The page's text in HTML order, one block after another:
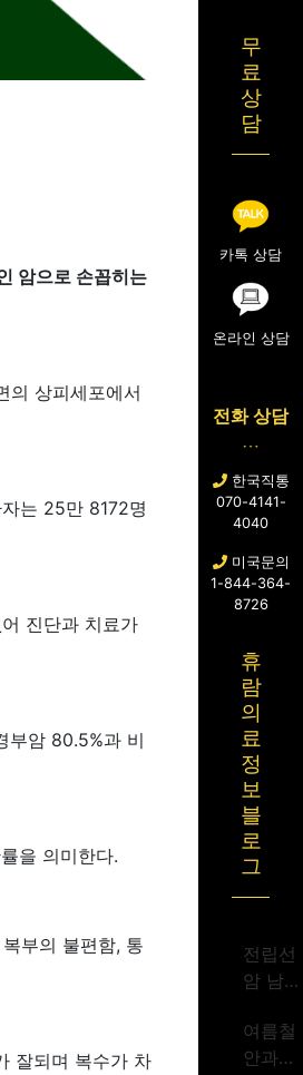
암으로 손꼽히는
의 상피세포에서
는 25만 8172명
진단과 치료가
부암 80.5%과 비
을 의미한다.
부의 불편함, 통
잘되며 복수가 차
무
료
상
담
카톡 상담
온라인 상담
전화 상담
한국직통
070-4141-
4040
미국문의
1-844-364-
8726
휴
람
의
료
정
보
블
로
그
전립선
암 남성
시대
여름철
안과질